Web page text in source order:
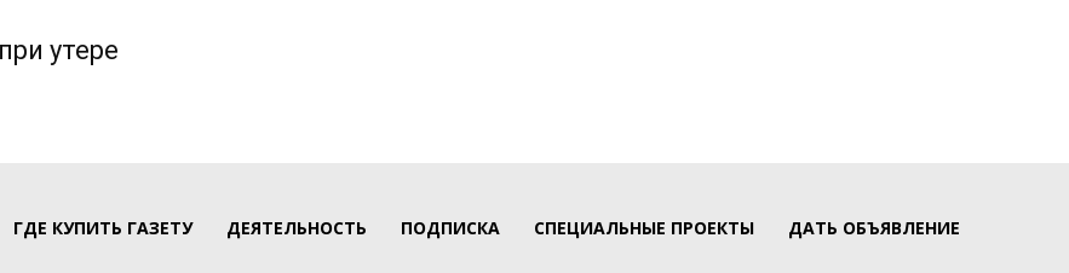
утере
ГДЕ КУПИТЬ ГАЗЕТУ ДЕЯТЕЛЬНОСТЬ ПОДПИСКА СПЕЦИАЛЬНЫЕ ПРОЕКТЫ ДАТЬ ОБЪЯВЛЕНИЕ